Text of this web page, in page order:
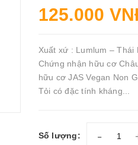
125.000
Xuất xứ : Lumlum –
Chứng nhận hữu cơ
hữu cơ JAS Vegan Non
Tỏi có đặc tính kháng...
Số lượng: -